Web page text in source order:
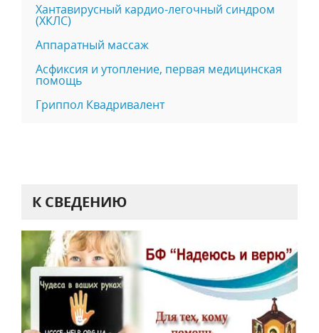
Хантавирусный кардио-легочный синдром
(ХКЛС)
Аппаратный массаж
Асфиксия и утопление, первая медицинская
помощь
Гриппол Квадривалент
К СВЕДЕНИЮ